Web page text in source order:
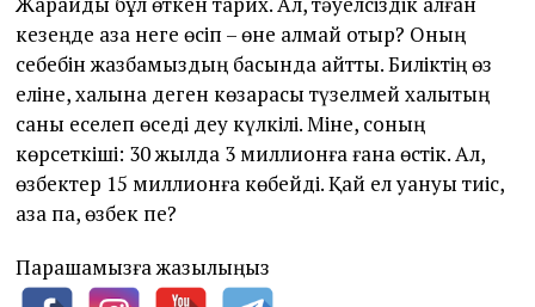
кезеңде қазақ неге өсіп – өне алмай отыр? Оның
себебін жазбамыздың басында айттық. Биліктің өз
еліне, халқына деген көзқарасы түзелмей халықтың
саны еселеп өседі деу күлкілі. Міне, соның
көрсеткіші: 30 жылда 3 миллионға ғана өстік. Ал,
өзбектер 15 миллионға көбейді. Қай ел қуануы тиіс,
қазақ па, өзбек пе?
Парақшамызға жазылыңыз